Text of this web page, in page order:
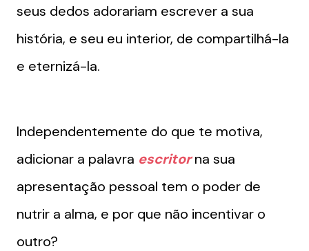
seus dedos adorariam escrever a sua
história, e seu eu interior, de compartilhá-la
e eternizá-la.
Independentemente do que te motiva,
adicionar a palavra escritorna sua
apresentação pessoal tem o poder de
nutrir a alma, e por que não incentivar o
outro?